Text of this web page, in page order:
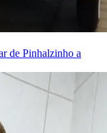
de Pinhalzinho a